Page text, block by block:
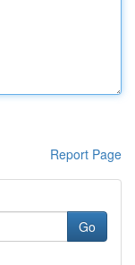
Report Page
Go